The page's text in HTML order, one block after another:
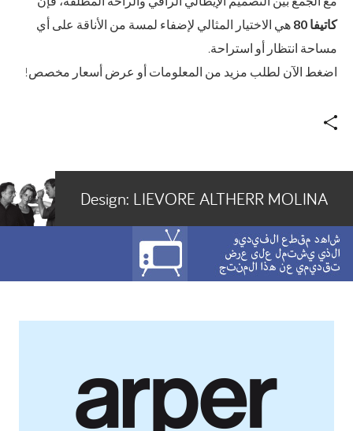
كاتيفا 80
هي الاختيار المثالي لإضفاء لمسة من الأناقة على أي
مساحة انتظار أو استراحة.
اضغط الآن لطلب مزيد من المعلومات أو عرض أسعار مخصص!
Design: LIEVORE ALTHERR MOLINA